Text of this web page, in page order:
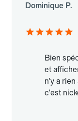
Dominique P.
Bien
et
n'y a rien
c'est